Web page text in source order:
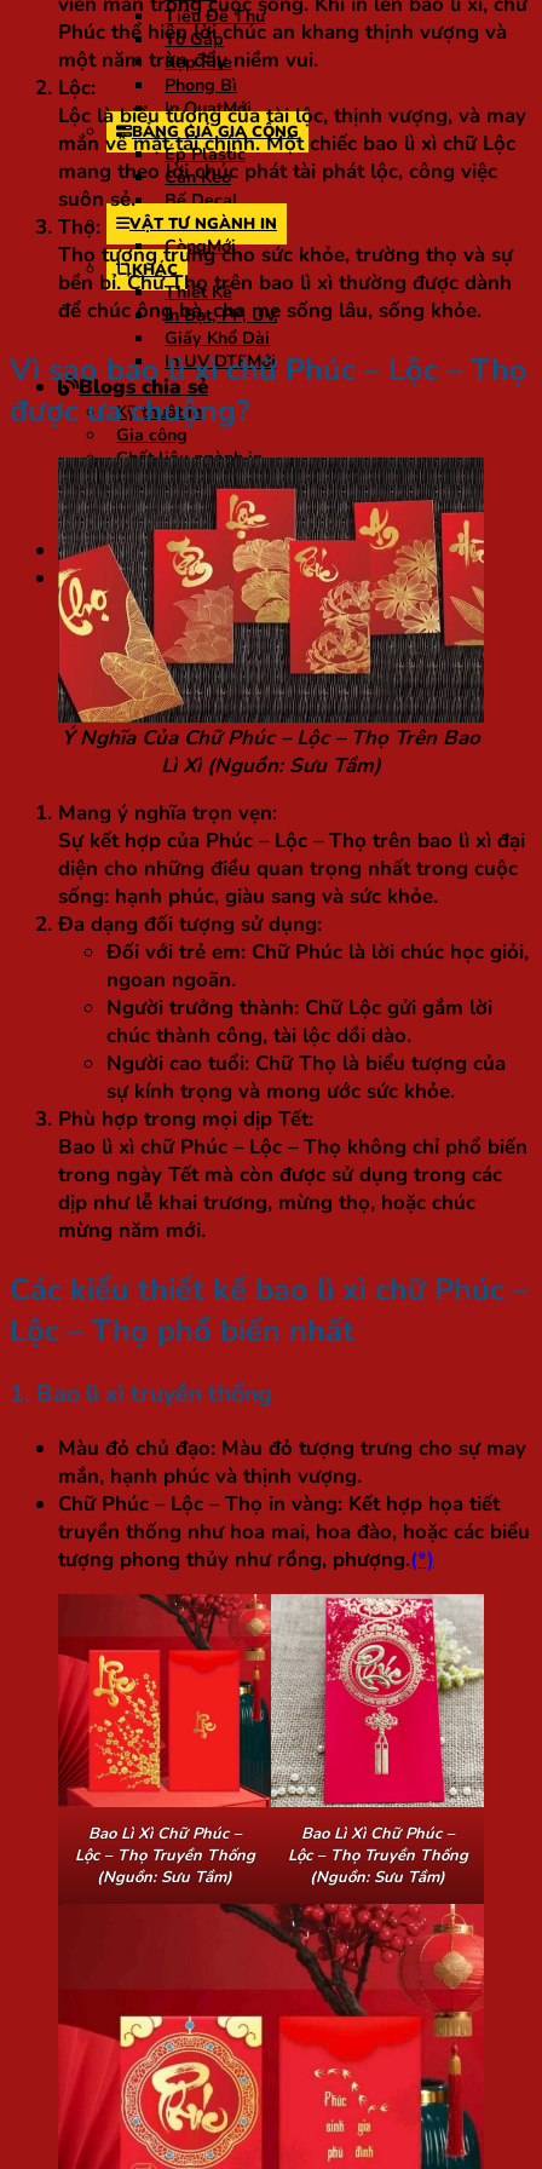
Tiêu Đề Thư
Tờ Gấp
Kẹp File
Phong Bì
In Quạt
BẢNG GIÁ GIA CÔNG
Ép Plastic
Cán Keo
Bế Decal
VẬT TƯ NGÀNH IN
Còng
KHÁC
Thiết Kế
In Bạt, PP, UV
Giấy Khổ Dài
In UV DTF
Blogs chia sẻ
Kỹ thuật in
Gia công
Chất liệu ngành in
Kiến thức in ấn
Thư viện mẫu
Túi / Hộp quà Tết
Tìm
kiếm:
Phúc thể hiện lời chúc an khang thịnh vượng và
một năm tràn đầy niềm vui.
Lộc:
Lộc là biểu tượng của tài lộc, thịnh vượng, và may
mắn về mặt tài chính. Một chiếc bao lì xì chữ Lộc
mang theo lời chúc phát tài phát lộc, công việc
suôn sẻ.
Thọ:
Thọ tượng trưng cho sức khỏe, trường thọ và sự
bền bỉ. Chữ Thọ trên bao lì xì thường được dành
để chúc ông bà, cha mẹ sống lâu, sống khỏe.
Vì sao bao lì xì chữ Phúc – Lộc – Thọ
được ưa chuộng?
Ý Nghĩa Của Chữ Phúc – Lộc – Thọ Trên Bao
Lì Xì (Nguồn: Sưu Tầm)
Mang ý nghĩa trọn vẹn:
Sự kết hợp của Phúc – Lộc – Thọ trên bao lì xì đại
diện cho những điều quan trọng nhất trong cuộc
sống: hạnh phúc, giàu sang và sức khỏe.
Đa dạng đối tượng sử dụng:
Đối với trẻ em: Chữ Phúc là lời chúc học giỏi,
ngoan ngoãn.
Người trưởng thành: Chữ Lộc gửi gắm lời
chúc thành công, tài lộc dồi dào.
Người cao tuổi: Chữ Thọ là biểu tượng của
sự kính trọng và mong ước sức khỏe.
Phù hợp trong mọi dịp Tết:
Bao lì xì chữ Phúc – Lộc – Thọ không chỉ phổ biến
trong ngày Tết mà còn được sử dụng trong các
dịp như lễ khai trương, mừng thọ, hoặc chúc
mừng năm mới.
Các kiểu thiết kế bao lì xì chữ Phúc –
Lộc – Thọ phổ biến nhất
1. Bao lì xì truyền thống
Màu đỏ chủ đạo: Màu đỏ tượng trưng cho sự may
mắn, hạnh phúc và thịnh vượng.
Chữ Phúc – Lộc – Thọ in vàng: Kết hợp họa tiết
truyền thống như hoa mai, hoa đào, hoặc các biểu
tượng phong thủy như rồng, phượng.(*)
Bao Lì Xì Chữ Phúc –
Lộc – Thọ Truyền Thống
(Nguồn: Sưu Tầm)
Bao Lì Xì Chữ Phúc –
Lộc – Thọ Truyền Thống
(Nguồn: Sưu Tầm)